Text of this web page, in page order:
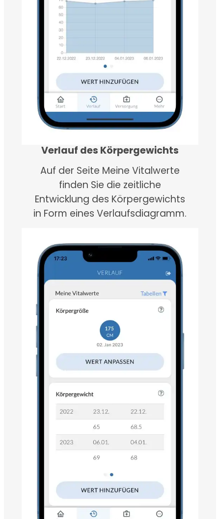
Verlauf des Körpergewichts
Auf der Seite Meine Vitalwerte
finden Sie die zeitliche
Entwicklung des Körpergewichts
in Form eines Verlaufsdiagramm.